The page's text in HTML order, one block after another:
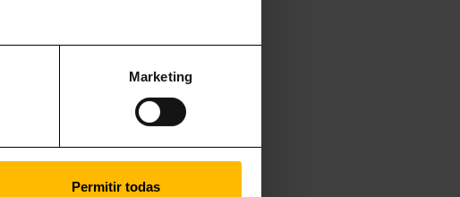
Marketing
Permitir todas